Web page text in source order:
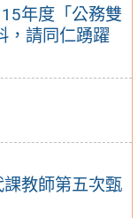
年度「公務雙
，請同仁踴躍
課教師第五次甄